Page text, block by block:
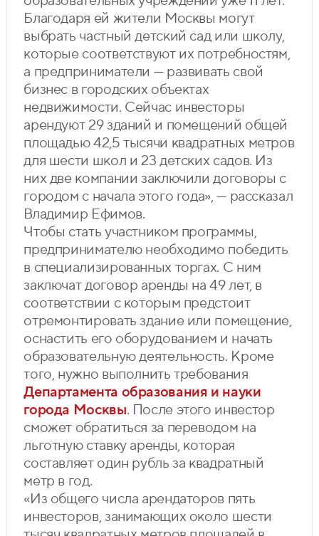
Благодаря ей жители Москвы могут
выбрать частный детский сад или школу,
которые соответствуют их потребностям,
а предприниматели — развивать свой
бизнес в городских объектах
недвижимости. Сейчас инвесторы
арендуют 29 зданий и помещений общей
площадью 42,5 тысячи квадратных метров
для шести школ и 23 детских садов. Из
них две компании заключили договоры с
городом с начала этого года», — рассказал
Владимир Ефимов.
Чтобы стать участником программы,
предпринимателю необходимо победить
в специализированных торгах. С ним
заключат договор аренды на 49 лет, в
соответствии с которым предстоит
отремонтировать здание или помещение,
оснастить его оборудованием и начать
образовательную деятельность. Кроме
того, нужно выполнить требования
Департамента образования и науки
города Москвы. После этого инвестор
сможет обратиться за переводом на
льготную ставку аренды, которая
составляет один рубль за квадратный
метр в год.
«Из общего числа арендаторов пять
инвесторов, занимающих около шести